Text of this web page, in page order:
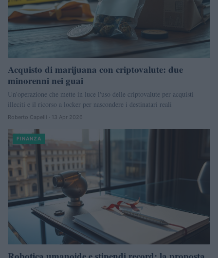
Acquisto di marijuana con criptovalute: due
minorenni nei guai
Un'operazione che mette in luce l'uso delle criptovalute per acquisti
illeciti e il ricorso a locker per nascondere i destinatari reali
Roberto Capelli · 13 Apr 2026
FINANZA